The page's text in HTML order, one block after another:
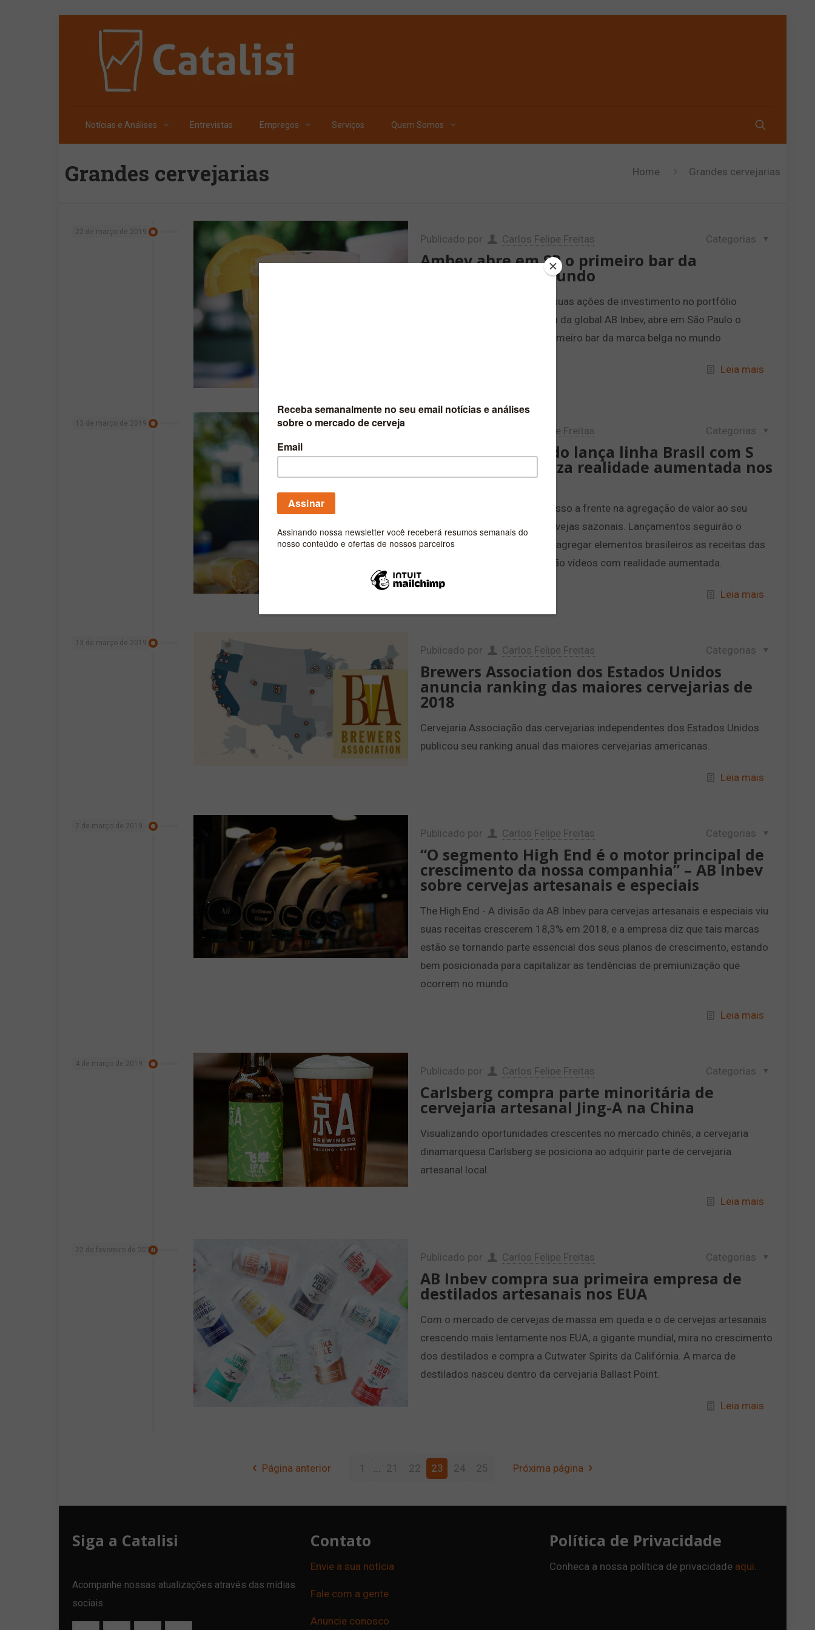
Notícias e Análises Entrevistas Empregos Serviços Quem Somos
Grandes cervejarias Home Grandes cervejarias
22 de março de 2019
Publicado por Carlos Felipe Freitas Categorias
Ambev abre em SP o primeiro bar da
Hoegaarden no mundo
Apresentando mais uma vez suas ações de investimento no portfólio
premium, a Ambev, subsidiária da global AB Inbev, abre em São Paulo o
Hoegaarden Greenhouse o primeiro bar da marca belga no mundo
Leia mais
13 de março de 2019
Carlos Felipe Freitas Categorias
Cervejaria Colorado lança linha Brasil com S
de sazonais e utiliza realidade aumentada nos
rótulos
Cervejaria Colorado dá um passo a frente na agregação de valor ao seu
produto lançando linha de cervejas sazonais. Lançamentos seguirão o
posicionamento da marca ao agregar elementos brasileiros as receitas das
cervejas e rótulos apresentarão vídeos com realidade aumentada.
Leia mais
13 de março de 2019
Publicado por Carlos Felipe Freitas Categorias
Brewers Association dos Estados Unidos
anuncia ranking das maiores cervejarias de
2018
Cervejaria Associação das cervejarias independentes dos Estados Unidos
publicou seu ranking anual das maiores cervejarias americanas.
Leia mais
7 de março de 2019
Publicado por Carlos Felipe Freitas Categorias
“O segmento High End é o motor principal de
crescimento da nossa companhia” – AB Inbev
sobre cervejas artesanais e especiais
The High End - A divisão da AB Inbev para cervejas artesanais e especiais viu
suas receitas crescerem 18,3% em 2018, e a empresa diz que tais marcas
estão se tornando parte essencial dos seus planos de crescimento, estando
bem posicionada para capitalizar as tendências de premiunização que
ocorrem no mundo.
Leia mais
4 de março de 2019
Publicado por Carlos Felipe Freitas Categorias
Carlsberg compra parte minoritária de
cervejaria artesanal Jing-A na China
Visualizando oportunidades crescentes no mercado chinês, a cervejaria
dinamarquesa Carlsberg se posiciona ao adquirir parte de cervejaria
artesanal local.
Leia mais
22 de fevereiro de 2019
Publicado por Carlos Felipe Freitas Categorias
AB Inbev compra sua primeira empresa de
destilados artesanais nos EUA
Com o mercado de cervejas de massa em queda e o de cervejas artesanais
crescendo mais lentamente nos EUA, a gigante mundial, mira no crescimento
dos destilados e compra a Cutwater Spirits da Califórnia. A marca de
destilados nasceu dentro da cervejaria Ballast Point.
Leia mais
Página anterior 1 ... 21 22 23 24 25 Próxima página
Siga a Catalisi
Acompanhe nossas atualizações através das mídias
sociais
Contato
Envie a sua notícia
Fale com a gente
Anuncie conosco
Política de Privacidade
Conheca a nossa política de privacidade aqui.